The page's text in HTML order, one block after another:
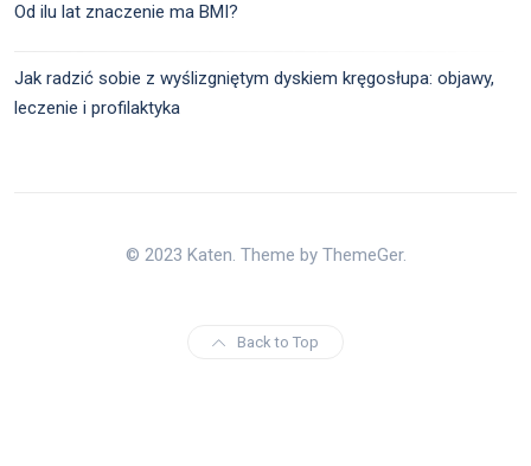
Od ilu lat znaczenie ma BMI?
Jak radzić sobie z wyślizgniętym dyskiem kręgosłupa: objawy,
leczenie i profilaktyka
© 2023 Katen. Theme by ThemeGer.
Back to Top